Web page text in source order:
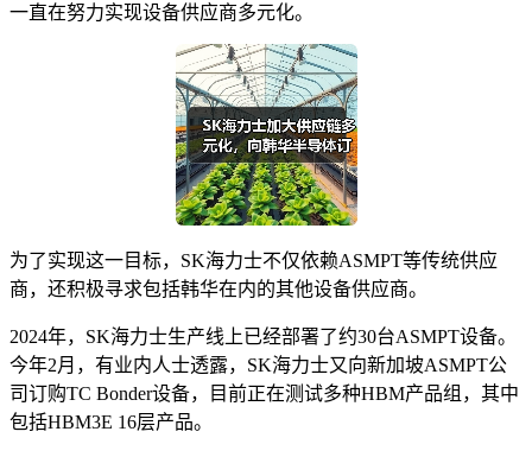
一直在努力实现设备供应商多元化。
为了实现这一目标，SK海力士不仅依赖ASMPT等传统供应
商，还积极寻求包括韩华在内的其他设备供应商。
2024年，SK海力士生产线上已经部署了约30台ASMPT设备。
今年2月，有业内人士透露，SK海力士又向新加坡ASMPT公
司订购TC Bonder设备，目前正在测试多种HBM产品组，其中
包括HBM3E 16层产品。